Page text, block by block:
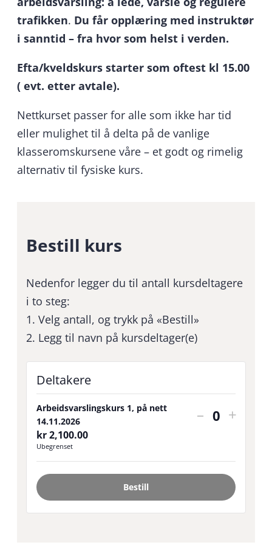
trafikken. Du får opplæring med instruktør
i sanntid – fra hvor som helst i verden.
Efta/kveldskurs starter som oftest kl 15.00
( evt. etter avtale).
Nettkurset passer for alle som ikke har tid
eller mulighet til å delta på de vanlige
klasseromskursene våre – et godt og rimelig
alternativ til fysiske kurs.
Bestill kurs
Nedenfor legger du til antall kursdeltagere
i to steg:
1. Velg antall, og trykk på «Bestill»
2. Legg til navn på kursdeltager(e)
Deltakere
Arbeidsvarslingskurs 1, på nett
14.11.2026
kr2,100.00
Ubegrenset
Reduser
for
1,
– AntallUtvid
1,
på
+
Bestill